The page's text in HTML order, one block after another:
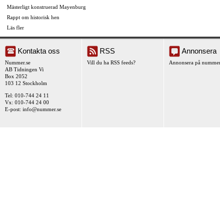
Mästerligt konstruerad Mayenburg
Rappt om historisk hen
Läs fler
Kontakta oss
Nummer.se
AB Tidningen Vi
Box 2052
103 12 Stockholm
Tel: 010-744 24 11
Vx: 010-744 24 00
E-post: info@nummer.se
RSS
Vill du ha RSS feeds?
Annonsera
Annonsera på